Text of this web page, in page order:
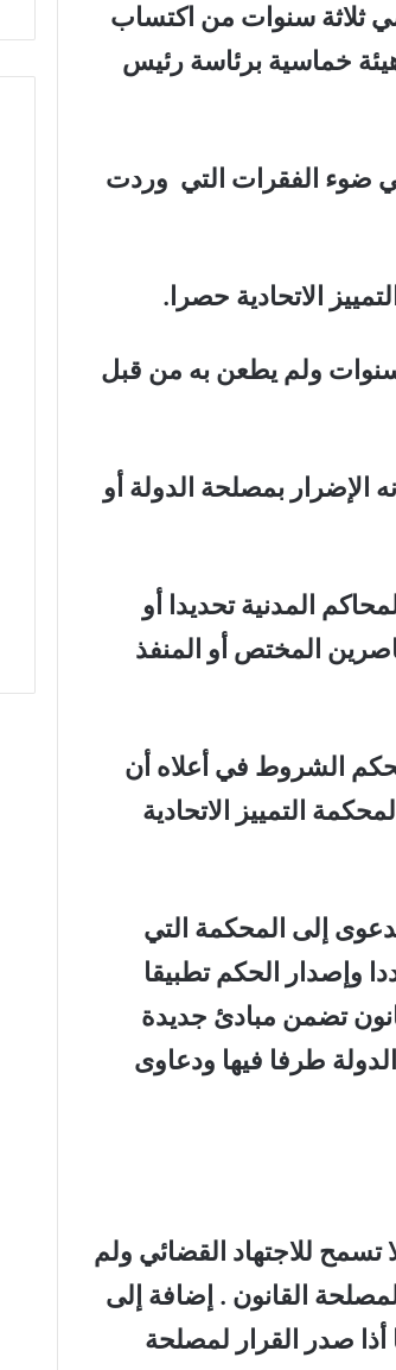
تضمنت بعد مضي ثلاثة سنوات من اكتساب
خماسية برئاسة رئيس
ضوء الفقرات التي وردت
ولم يطعن به من قبل
الإضرار بمصلحة الدولة أو
المدنية تحديدا أو
المختص أو المنفذ
الشروط في أعلاه أن
التمييز الاتحادية
إلى المحكمة التي
وإصدار الحكم تطبيقا
تضمن مبادئ جديدة
طرفا فيها ودعاوى
أعلاه محددة ولا تسمح للاجتهاد القضائي ولم
القانون . إضافة إلى
أذا صدر القرار لمصلحة